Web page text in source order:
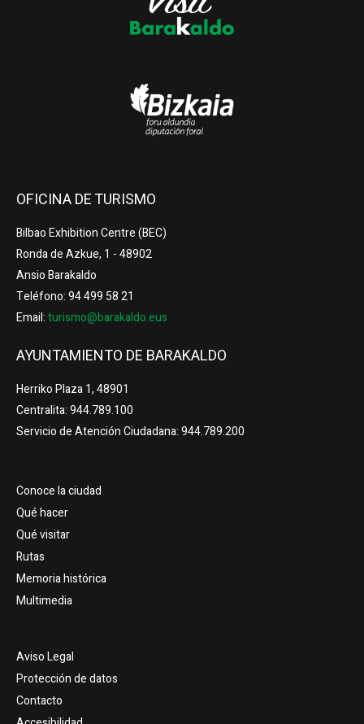
OFICINA DE TURISMO
Bilbao Exhibition Centre (BEC)
Ronda de Azkue, 1 - 48902
Ansio Barakaldo
Teléfono: 94 499 58 21
Email:turismo@barakaldo.eus
AYUNTAMIENTO DE BARAKALDO
Herriko Plaza 1, 48901
Centralita: 944.789.100
Servicio de Atención Ciudadana: 944.789.200
Conoce la ciudad
Qué hacer
Qué visitar
Rutas
Memoria histórica
Multimedia
Aviso Legal
Protección de datos
Contacto